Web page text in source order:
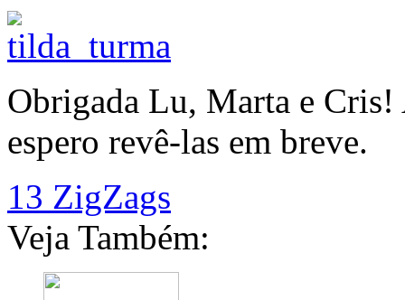
Obrigada Lu, Marta e
espero revê-las em breve.
13 ZigZags
Veja Também: